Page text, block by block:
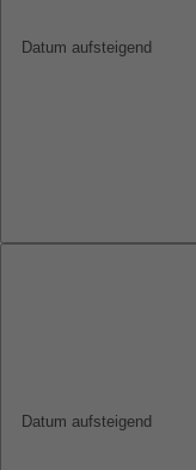
Datum aufsteigend
Datum aufsteigend